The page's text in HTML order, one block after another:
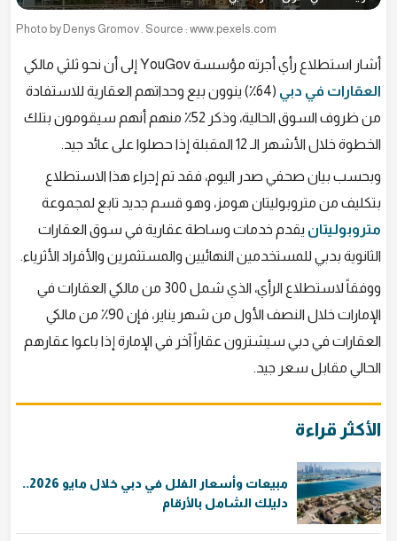
Photo by Denys Gromov . Source : www.pexels.com
أشار استطلاع رأي أجرته مؤسسة YouGov إلى أن نحو ثلثي مالكي
العقارات في دبي
(64٪) ينوون بيع وحداتهم العقارية للاستفادة
من ظروف السوق الحالية، وذكر 52٪ منهم أنهم سيقومون بتلك
الخطوة خلال الأشهر الـ 12 المقبلة إذا حصلوا على عائد جيد.
وبحسب بيان صحفي صدر اليوم، فقد تم إجراء هذا الاستطلاع
بتكليف من متروبوليتان هومز، وهو قسم جديد تابع لمجموعة
متروبوليتان يقدم خدمات وساطة عقارية في سوق العقارات
الثانوية بدبي للمستخدمين النهائيين والمستثمرين والأفراد الأثرياء.
ووفقاً لاستطلاع الرأي، الذي شمل 300 من مالكي العقارات في
الإمارات خلال النصف الأول من شهر يناير، فإن 90٪ من مالكي
العقارات في دبي سيشترون عقاراً آخر في الإمارة إذا باعوا عقارهم
الحالي مقابل سعر جيد.
الأكثر قراءة
مبيعات وأسعار الفلل في دبي خلال مايو 2026..
دليلك الشامل بالأرقام